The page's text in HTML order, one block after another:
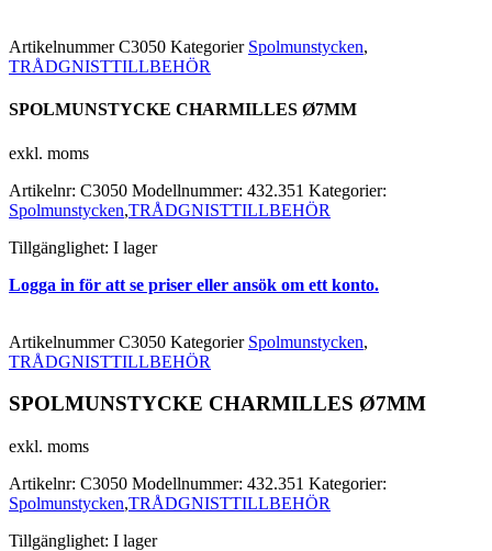
ArtikelnummerC3050 Kategorier Spolmunstycken,
TRÅDGNISTTILLBEHÖR
SPOLMUNSTYCKE CHARMILLES Ø7MM
exkl. moms
Artikelnr: C3050 Modellnummer: 432.351 Kategorier:
Spolmunstycken,TRÅDGNISTTILLBEHÖR
Tillgänglighet: I lager
Logga in för att se priser eller ansök om ett konto.
ArtikelnummerC3050 Kategorier Spolmunstycken,
TRÅDGNISTTILLBEHÖR
SPOLMUNSTYCKE CHARMILLES Ø7MM
exkl. moms
Artikelnr: C3050 Modellnummer: 432.351 Kategorier:
Spolmunstycken,TRÅDGNISTTILLBEHÖR
Tillgänglighet: I lager